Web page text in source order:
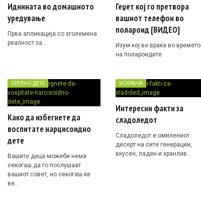
Иднината во домашното
уредување
Прва апликација со зголемена
реалност за…
Геџет кој го претвора
вашиот телефон во
полароид [ВИДЕО]
Изум кој ве враќа во времето
на полароидите
СРЕЌНО ДЕТЕ
Како да избегнете да
воспитате нарцисоидно
дете
Вашите деца можеби нема
секогаш да го послушаат
вашиот совет, но секогаш ќе
ве…
ИСХРАНА
Интересни факти за
сладоледот
Сладоледот е омилениот
десерт на сите генерации,
вкусен, ладен и хранлив…